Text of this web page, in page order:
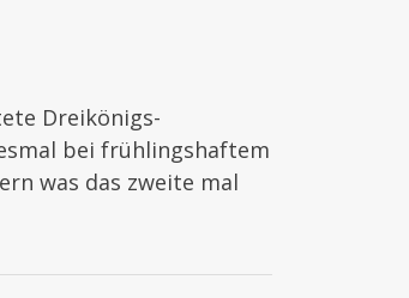
Dreikönigs-
bei frühlingshaftem
was das zweite mal